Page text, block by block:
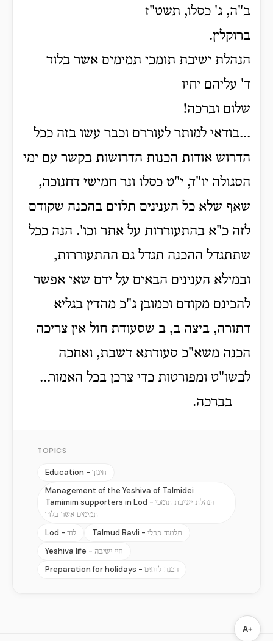
ב"ה, ג' כסלו, תשט"ז
ברוקלין.
הנהלת ישיבת תומכי תמימים אשר בלוד
ד' עליהם יחיו
שלום וברכה!
...בודאי למותר לעוררם וכבר עשו בזה ככל
הדרוש אודות הכנות הדרושות בקשר עם ימי
הסגולה יו"ד, י"ט כסלו ונר חמישי דחנוכה,
שאף שלא כל הענינים תלוים בהכנה שקודם
לזה כ"א בהתעוררות על אתר וכו'. הנה ככל
שתתגדל ההכנה תגדל גם ההתעוררות,
ובמילא הענינים הבאים על ידם שאי אפשר
להכינם מקודם וכמובן ג"כ מהדין בגליא
דתורה, ביצה ב, ב שסעודת חול אין צריכה
הכנה משא"כ סעודתא דשבת, ואחכה
לבשו"ט ומפורטות כדי צרכן בכל האמור...
בברכה.
TOPICS
Education - חינוך
Management of the Yeshiva of Talmidei
Tamimim supporters in Lod - הנהלת ישיבת תומכי
תמימים אשר בלוד
Lod - לוד Talmud Bavli - תלמוד בבלי
Yeshiva life - חיי ישיבה
Preparation for holidays - הכנה לחגים
A+